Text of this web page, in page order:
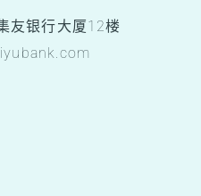
友银行大厦12楼